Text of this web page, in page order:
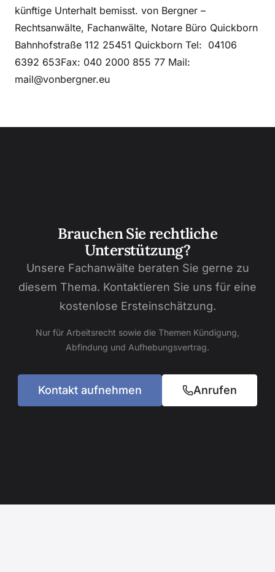
künftige Unterhalt bemisst. von Bergner –
Rechtsanwälte, Fachanwälte, Notare Büro Quickborn
Bahnhofstraße 112 25451 Quickborn Tel: 04106
6392 653Fax: 040 2000 855 77 Mail:
mail@vonbergner.eu
Brauchen Sie rechtliche
Unterstützung?
Unsere Fachanwälte beraten Sie gerne zu
diesem Thema. Kontaktieren Sie uns für eine
kostenlose Ersteinschätzung.
Nur für Arbeitsrecht sowie die Themen Kündigung,
Abfindung und Aufhebungsvertrag.
Kontakt aufnehmen Anrufen